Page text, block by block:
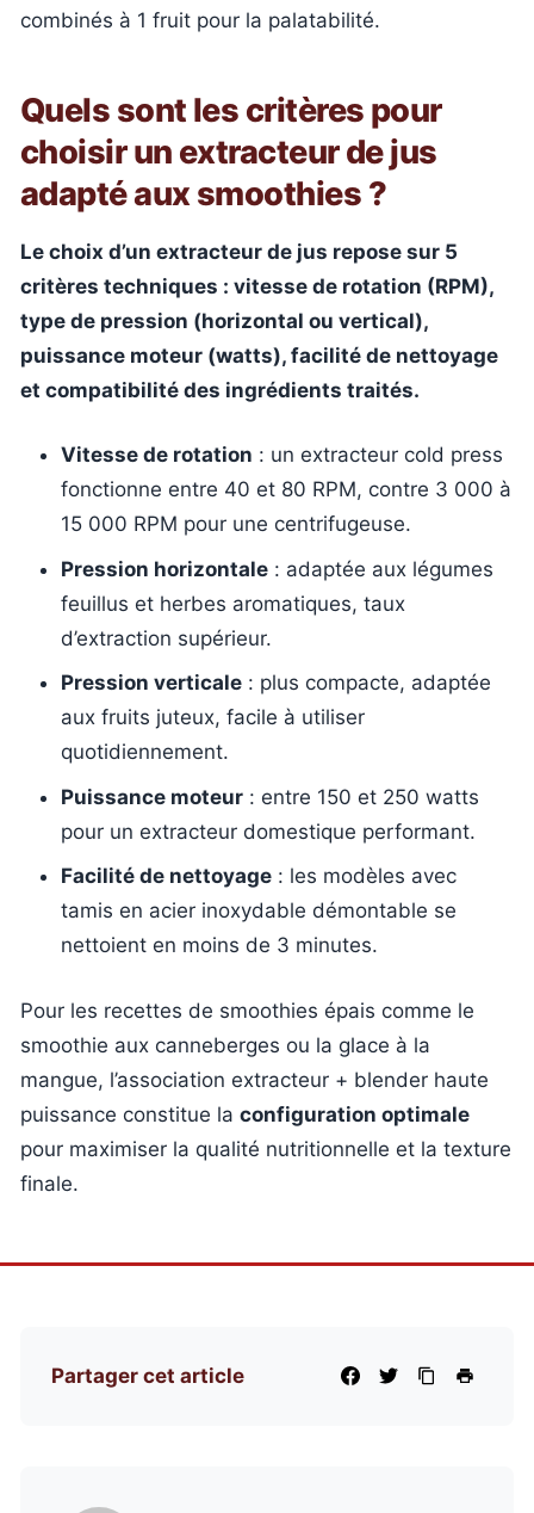
combinés à 1 fruit pour la palatabilité.
Quels sont les critères pour
choisir un extracteur de jus
adapté aux smoothies ?
Le choix d’un extracteur de jus repose sur 5
critères techniques : vitesse de rotation (RPM),
type de pression (horizontal ou vertical),
puissance moteur (watts), facilité de nettoyage
et compatibilité des ingrédients traités.
Vitesse de rotation : un extracteur cold press
fonctionne entre 40 et 80 RPM, contre 3 000 à
15 000 RPM pour une centrifugeuse.
Pression horizontale : adaptée aux légumes
feuillus et herbes aromatiques, taux
d’extraction supérieur.
Pression verticale : plus compacte, adaptée
aux fruits juteux, facile à utiliser
quotidiennement.
Puissance moteur : entre 150 et 250 watts
pour un extracteur domestique performant.
Facilité de nettoyage : les modèles avec
tamis en acier inoxydable démontable se
nettoient en moins de 3 minutes.
Pour les recettes de smoothies épais comme le
smoothie aux canneberges ou la glace à la
mangue, l’association extracteur + blender haute
puissance constitue la configuration optimale
pour maximiser la qualité nutritionnelle et la texture
finale.
Partager cet article